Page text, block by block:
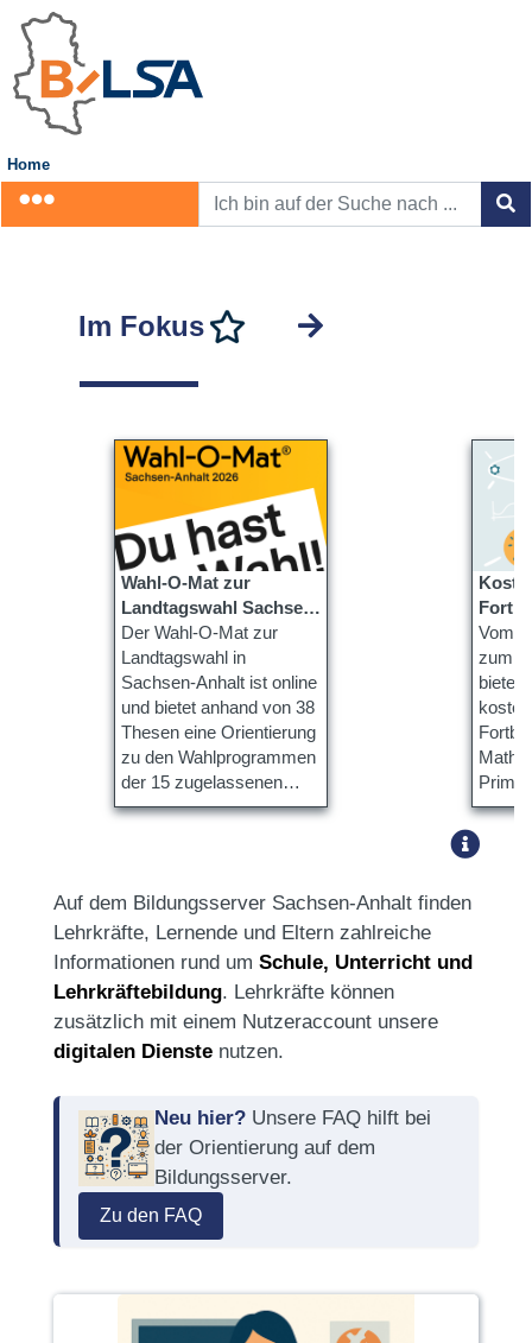
Home
Im Fokus
Wahl-O-Mat zur
Landtagswahl Sachsen-
Anhalt ist online
Der Wahl-O-Mat zur
Landtagswahl in
Sachsen-Anhalt ist online
und bietet anhand von 38
Thesen eine Orientierung
zu den Wahlprogrammen
der 15 zugelassenen
Parteien.
Vom
zum
bietet
Auf dem Bildungsserver Sachsen-Anhalt finden
Lehrkräfte, Lernende und Eltern zahlreiche
Informationen rund um Schule, Unterricht und
Lehrkräftebildung. Lehrkräfte können
zusätzlich mit einem Nutzeraccount unsere
digitalen Dienste nutzen.
Neu hier? Unsere FAQ hilft bei
der Orientierung auf dem
Bildungsserver.
Zu den FAQ